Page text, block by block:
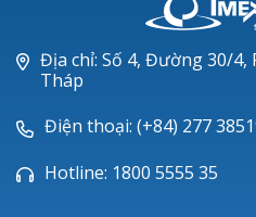
Piperacillin
Ticarlinat®
Zobacta®
Bacsulfo®
Địa chỉ: Số 4, Đường 30/
Tháp
Điện thoại: (+84) 277
Hotline: 1800 5555 35